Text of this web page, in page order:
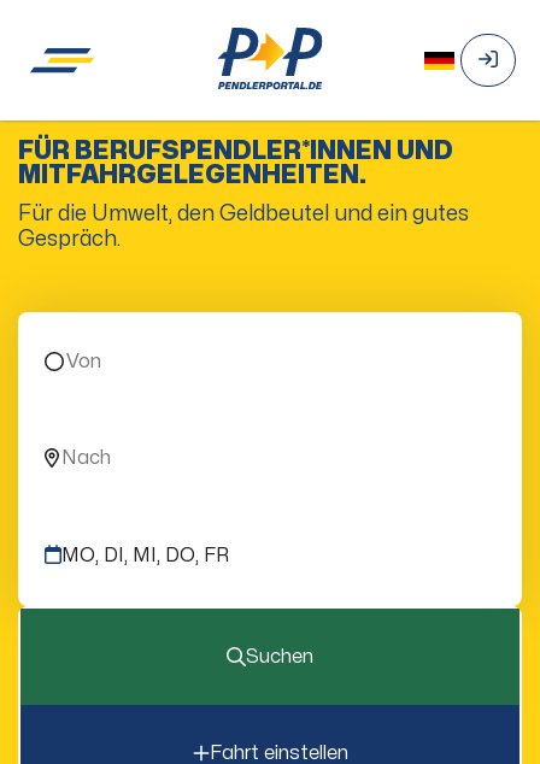
FÜR BERUFSPENDLER*INNEN UND
MITFAHRGELEGENHEITEN.
Für die Umwelt, den Geldbeutel und ein gutes
Gespräch.
MO, DI, MI, DO, FR
Suchen
Fahrt einstellen